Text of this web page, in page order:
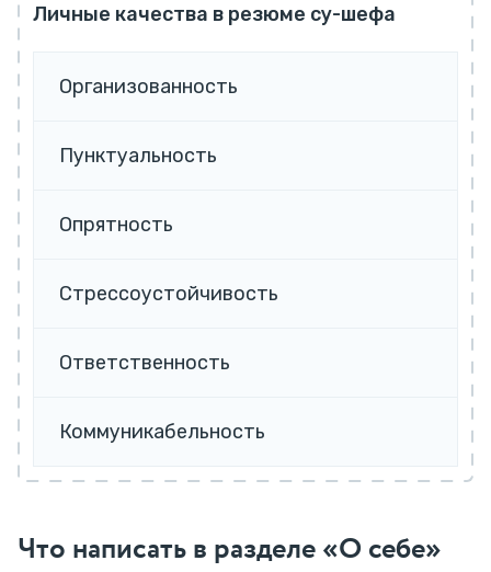
Личные качества в резюме су-шефа
Организованность
Пунктуальность
Опрятность
Стрессоустойчивость
Ответственность
Коммуникабельность
Что написать в разделе «О себе»